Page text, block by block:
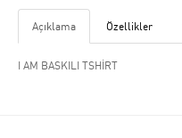
Açıklama Özellikler
I AM BASKILI TSHİRT